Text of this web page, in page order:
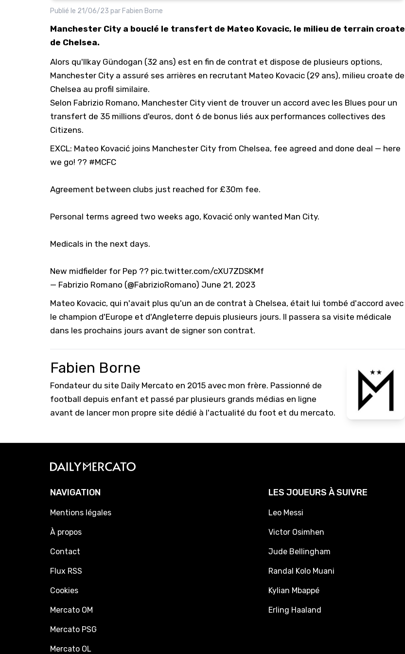
Publié le 21/06/23 par Fabien Borne
Manchester City a bouclé le transfert de Mateo Kovacic, le milieu de terrain croate
de Chelsea.
Alors qu'Ilkay Gündogan (32 ans) est en fin de contrat et dispose de plusieurs options,
Manchester City a assuré ses arrières en recrutant Mateo Kovacic (29 ans), milieu croate de
Chelsea au profil similaire.
Selon Fabrizio Romano, Manchester City vient de trouver un accord avec les Blues pour un
transfert de 35 millions d'euros, dont 6 de bonus liés aux performances collectives des
Citizens.
EXCL: Mateo Kovacić joins Manchester City from Chelsea, fee agreed and done deal — here
we go! ?? #MCFC
Agreement between clubs just reached for £30m fee.
Personal terms agreed two weeks ago, Kovacić only wanted Man City.
Medicals in the next days.
New midfielder for Pep ?? pic.twitter.com/cXU7ZDSKMf
— Fabrizio Romano (@FabrizioRomano) June 21, 2023
Mateo Kovacic, qui n'avait plus qu'un an de contrat à Chelsea, était lui tombé d'accord avec
le champion d'Europe et d'Angleterre depuis plusieurs jours. Il passera sa visite médicale
dans les prochains jours avant de signer son contrat.
Fabien Borne
Fondateur du site Daily Mercato en 2015 avec mon frère. Passionné de
football depuis enfant et passé par plusieurs grands médias en ligne
avant de lancer mon propre site dédié à l'actualité du foot et du mercato.
NAVIGATION
Mentions légales
À propos
Contact
Flux RSS
Cookies
Mercato OM
Mercato PSG
Mercato OL
LES JOUEURS À SUIVRE
Leo Messi
Victor Osimhen
Jude Bellingham
Randal Kolo Muani
Kylian Mbappé
Erling Haaland